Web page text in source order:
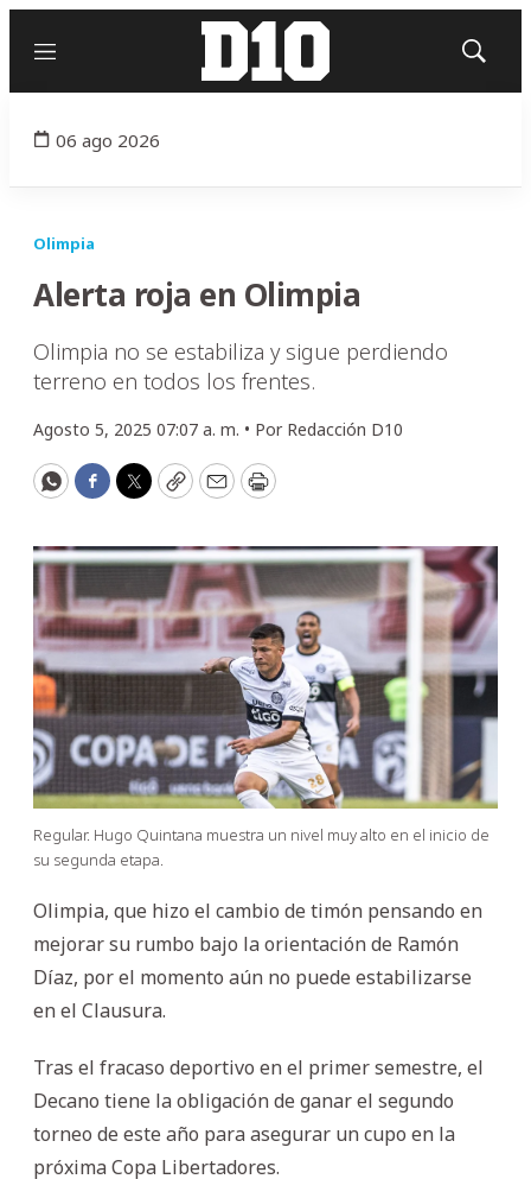
Menú
Mostrar
06 ago 2026
Olimpia
Alerta roja en Olimpia
Olimpia no se estabiliza y sigue perdiendo
terreno en todos los frentes.
Agosto 5, 2025 07:07 a. m. • Por Redacción D10
WhatsApp
Facebook
Twitter
CopyEmailPrint
Regular. Hugo Quintana muestra un nivel muy alto en el inicio de
su segunda etapa.
Olimpia, que hizo el cambio de timón pensando en
mejorar su rumbo bajo la orientación de Ramón
Díaz, por el momento aún no puede estabilizarse
en el Clausura.
Tras el fracaso deportivo en el primer semestre, el
Decano tiene la obligación de ganar el segundo
torneo de este año para asegurar un cupo en la
próxima Copa Libertadores.